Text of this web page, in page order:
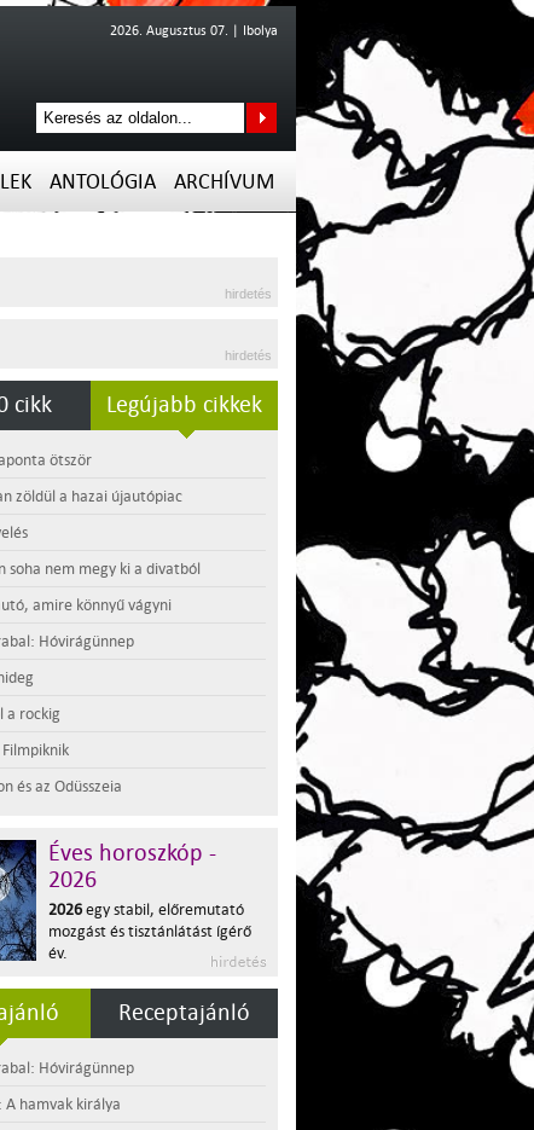
2026. Augusztus 07. | Ibolya
ANTOLÓGIA ARCHÍVUM
hirdetés
hirdetés
cikk Legújabb cikkek
ötször
zöldül a hazai újautópiac
soha nem megy ki a divatból
amire könnyű vágyni
Hóvirágünnep
a rockig
és az Odüsszeia
Éves horoszkóp -
2026
2026 egy stabil, előremutató
mozgást és tisztánlátást ígérő
év.
Receptajánló
Hóvirágünnep
A hamvak királya